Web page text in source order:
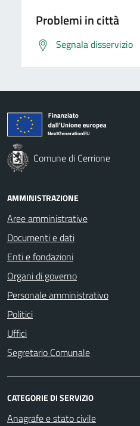
Problemi in città
Segnala disservizio
Comune di Cerrione
AMMINISTRAZIONE
Aree amministrative
Documenti e dati
Enti e fondazioni
Organi di governo
Personale amministrativo
Politici
Uffici
Segretario Comunale
CATEGORIE DI SERVIZIO
Anagrafe e stato civile